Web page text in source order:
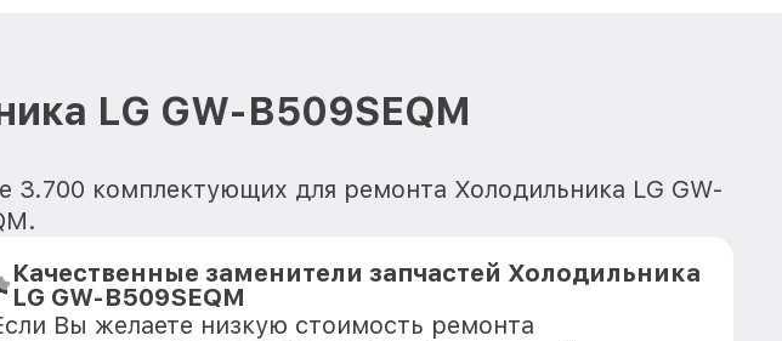
LG GW-B509SEQM
комплектующих для ремонта Холодильника LG GW-
Качественные заменители запчастей Холодильника
LG GW-B509SEQM
Вы желаете низкую стоимость ремонта